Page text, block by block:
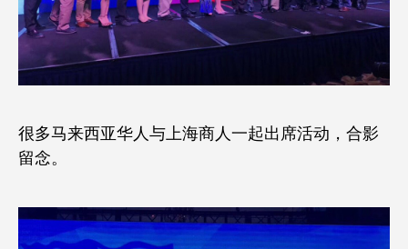
很多马来西亚华人与上海商人一起出席活动，合影
留念。